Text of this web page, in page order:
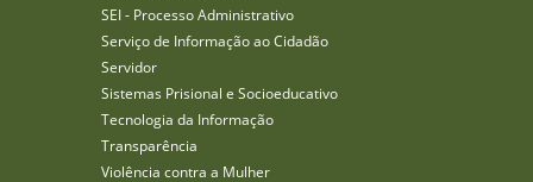
SEI - Processo Administrativo
Serviço de Informação ao Cidadão
Servidor
Sistemas Prisional e Socioeducativo
Tecnologia da Informação
Transparência
Violência contra a Mulher